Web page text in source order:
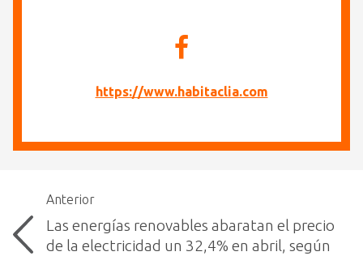
https://www.habitaclia.com
Anterior
Las energías renovables abaratan el precio
de la electricidad un 32,4% en abril, según